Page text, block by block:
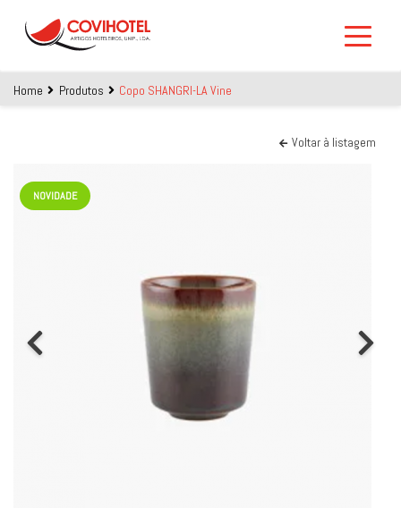
Home Produtos Copo SHANGRI-LA Vine
Voltar à listagem
NOVIDADE